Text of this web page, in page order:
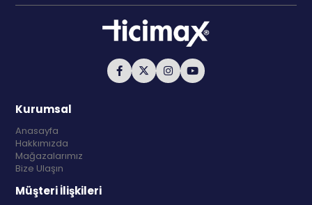
Kurumsal
Anasayfa
Hakkımızda
Mağazalarımız
Bize Ulaşın
Müşteri İlişkileri